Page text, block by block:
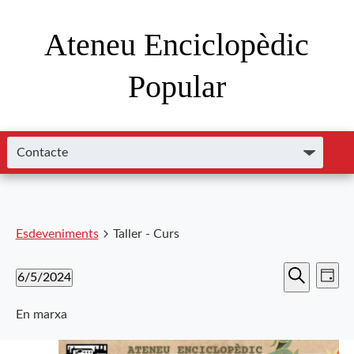
Ateneu Enciclopèdic
Popular
Esdeveniments Taller - Curs
i
Cerca de
Dia
6/5/2024
una
En marxa